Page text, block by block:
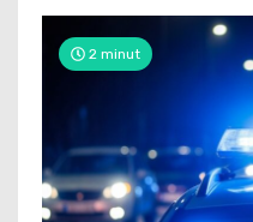
2 minut